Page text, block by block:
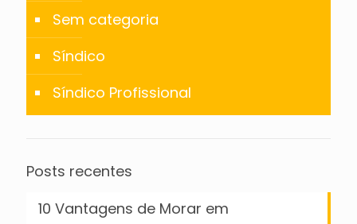
Sem categoria
Síndico
Síndico Profissional
Posts recentes
10 Vantagens de Morar em